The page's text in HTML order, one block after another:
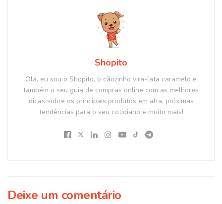
Shopito
Olá, eu sou o Shopito, o cãozinho vira-lata caramelo e
também o seu guia de compras online com as melhores
dicas sobre os principais produtos em alta, próximas
tendências para o seu cotidiano e muito mais!
Deixe um comentário